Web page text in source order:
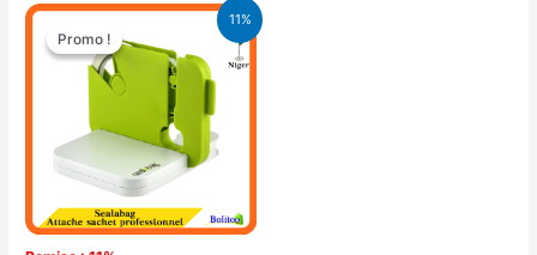
11%
Promo !
Promo !
Le
prix
initial
était :
9.500 CFA.
Le
actuel
est :
8.500 CFA.